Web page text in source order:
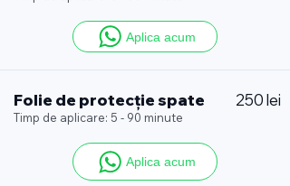
Aplica acum
Folie de protecție spate 250 lei
Timp de aplicare: 5 - 90 minute
Aplica acum